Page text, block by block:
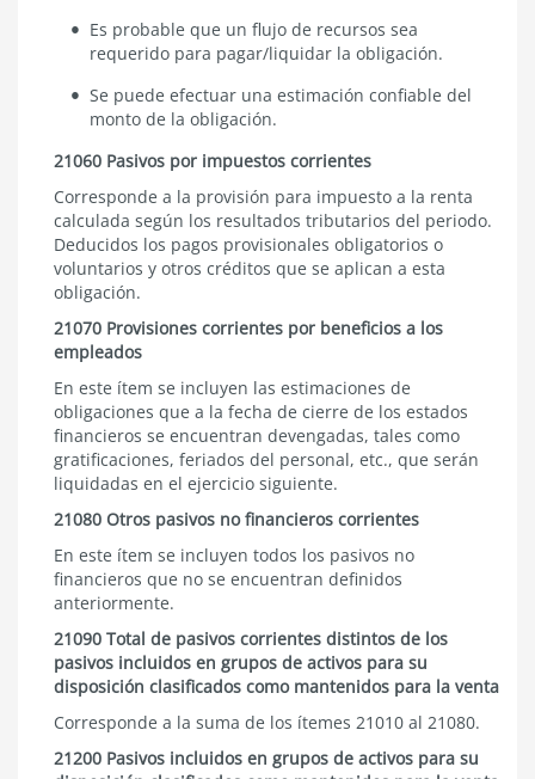
Es probable que un flujo de recursos sea
requerido para pagar/liquidar la obligación.
Se puede efectuar una estimación confiable del
monto de la obligación.
21060 Pasivos por impuestos corrientes
Corresponde a la provisión para impuesto a la renta
calculada según los resultados tributarios del periodo.
Deducidos los pagos provisionales obligatorios o
voluntarios y otros créditos que se aplican a esta
obligación.
21070 Provisiones corrientes por beneficios a los
empleados
En este ítem se incluyen las estimaciones de
obligaciones que a la fecha de cierre de los estados
financieros se encuentran devengadas, tales como
gratificaciones, feriados del personal, etc., que serán
liquidadas en el ejercicio siguiente.
21080 Otros pasivos no financieros corrientes
En este ítem se incluyen todos los pasivos no
financieros que no se encuentran definidos
anteriormente.
21090 Total de pasivos corrientes distintos de los
pasivos incluidos en grupos de activos para su
disposición clasificados como mantenidos para la venta
Corresponde a la suma de los ítemes 21010 al 21080.
21200 Pasivos incluidos en grupos de activos para su